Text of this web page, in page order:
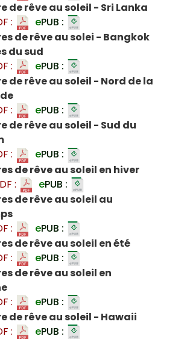
de rêve au soleil - Sri Lanka
: ePUB :
de rêve au solei - Bangkok
du sud
: ePUB :
de rêve au soleil - Nord de la
: ePUB :
de rêve au soleil - Sud du
: ePUB :
de rêve au soleil en hiver
: ePUB :
de rêve au soleil au
: ePUB :
de rêve au soleil en été
: ePUB :
de rêve au soleil en
: ePUB :
de rêve au soleil - Hawaii
: ePUB :